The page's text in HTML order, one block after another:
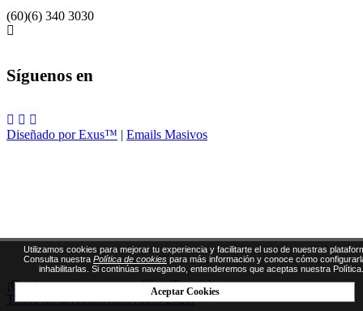
(60)(6) 340 3030
Síguenos en
Diseñado por Exus™ | Emails Masivos
¡Gestiona tus eventos con CloudEvents!
Todos los derechos reservados 2026.
Utilizamos cookies para mejorar tu experiencia y facilitarte el uso de nuestras
Consulta nuestra Política de cookies para más información y conoce cómo
inhabilitarlas. Si continúas navegando, entenderemos que aceptas nuestra Política.
Aceptar Cookies